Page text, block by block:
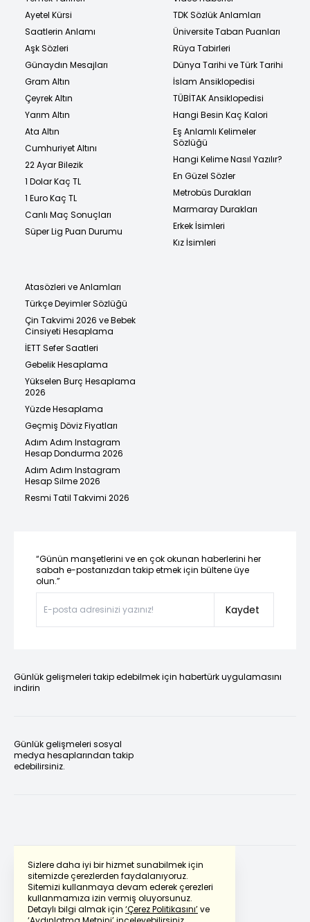
Sizlere daha iyi bir hizmet sunabilmek için
sitemizde çerezlerden faydalanıyoruz.
Sitemizi kullanmaya devam ederek çerezleri
kullanmamıza izin vermiş oluyorsunuz.
Detaylı bilgi almak için ‘Çerez Politikasını’ve
Ayetel Kürsi
Saatlerin Anlamı
Aşk Sözleri
Günaydın Mesajları
Gram Altın
Çeyrek Altın
Yarım Altın
Ata Altın
Cumhuriyet Altını
22 Ayar Bilezik
1 Dolar Kaç TL
1 Euro Kaç TL
Canlı Maç Sonuçları
Süper Lig Puan Durumu
TDK Sözlük Anlamları
Üniversite Taban Puanları
Rüya Tabirleri
Dünya Tarihi ve Türk Tarihi
İslam Ansiklopedisi
TÜBİTAK Ansiklopedisi
Hangi Besin Kaç Kalori
Eş Anlamlı Kelimeler
Sözlüğü
Hangi Kelime Nasıl Yazılır?
En Güzel Sözler
Metrobüs Durakları
Marmaray Durakları
Erkek İsimleri
Kız İsimleri
Atasözleri ve Anlamları
Türkçe Deyimler Sözlüğü
Çin Takvimi 2026 ve Bebek
Cinsiyeti Hesaplama
İETT Sefer Saatleri
Gebelik Hesaplama
Yükselen Burç Hesaplama
2026
Yüzde Hesaplama
Geçmiş Döviz Fiyatları
Adım Adım Instagram
Hesap Dondurma 2026
Adım Adım Instagram
Hesap Silme 2026
Resmi Tatil Takvimi 2026
“Günün manşetlerini ve en çok okunan haberlerini her
sabah e-postanızdan takip etmek için bültene üye
olun.”
Kaydet
Günlük gelişmeleri takip edebilmek için habertürk uygulamasını
indirin
Günlük gelişmeleri sosyal
medya hesaplarından takip
edebilirsiniz.
Powered by Translate